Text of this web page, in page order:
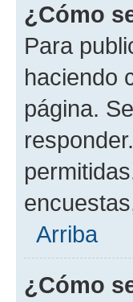
¿Cómo
Para
haciendo
página.
Arriba
¿Cómo